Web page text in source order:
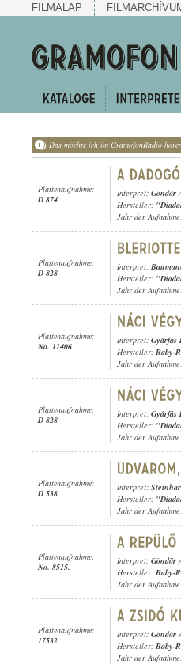
FILMALAP
Das möchte ich im GramofonRadio
Plattenaufnahme:
D 874
Interpret: Göndör
Hersteller:
Jahr der
Plattenaufnahme:
D 828
Interpret:
Hersteller:
Jahr der
Plattenaufnahme:
No. 11406
Interpret: Gyárfás
Hersteller: Baby-
Jahr der
Plattenaufnahme:
D 828
Interpret: Gyárfás
Hersteller:
Jahr der
Plattenaufnahme:
D 538
Interpret:
Hersteller:
Jahr der
Plattenaufnahme:
No. 8515.
Interpret: Göndör
Hersteller: Baby-
Jahr der
Plattenaufnahme:
17532
Interpret: Göndör
Hersteller: Baby-
Jahr der